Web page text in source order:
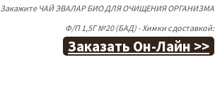
Закажите ЧАЙ ЭВАЛАР БИО ДЛЯ ОЧИЩЕНИЯ ОРГАНИЗМА
Ф/П 1,5Г №20 (БАД) - Химки с доставкой:
Заказать Он-Лайн >>